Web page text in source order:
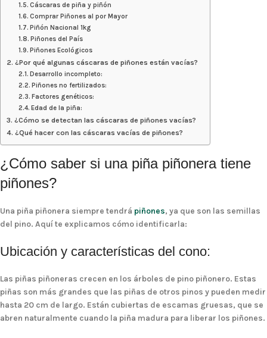
Cáscaras de piña y piñón
Comprar Piñones al por Mayor
Piñón Nacional 1kg
Piñones del País
Piñones Ecológicos
¿Por qué algunas cáscaras de piñones están vacías?
Desarrollo incompleto:
Piñones no fertilizados:
Factores genéticos:
Edad de la piña:
¿Cómo se detectan las cáscaras de piñones vacías?
¿Qué hacer con las cáscaras vacías de piñones?
¿Cómo saber si una piña piñonera tiene
piñones?
Una piña piñonera siempre tendrá piñones, ya que son las semillas
del pino. Aquí te explicamos cómo identificarla:
Ubicación y características del cono:
Las piñas piñoneras crecen en los árboles de pino piñonero. Estas
piñas son más grandes que las piñas de otros pinos y pueden medir
hasta 20 cm de largo. Están cubiertas de escamas gruesas, que se
abren naturalmente cuando la piña madura para liberar los piñones.